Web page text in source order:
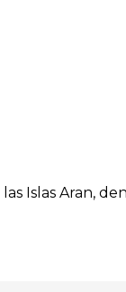
Islas Aran,